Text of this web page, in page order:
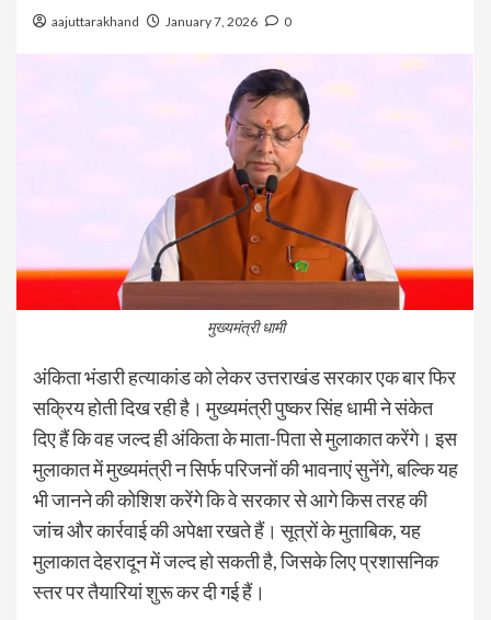
aajuttarakhand January 7, 2026 0
मुख्यमंत्री धामी
अंकिता भंडारी हत्याकांड को लेकर उत्तराखंड सरकार एक बार फिर
सक्रिय होती दिख रही है। मुख्यमंत्री पुष्कर सिंह धामी ने संकेत
दिए हैं कि वह जल्द ही अंकिता के माता-पिता से मुलाकात करेंगे। इस
मुलाकात में मुख्यमंत्री न सिर्फ परिजनों की भावनाएं सुनेंगे, बल्कि यह
भी जानने की कोशिश करेंगे कि वे सरकार से आगे किस तरह की
जांच और कार्रवाई की अपेक्षा रखते हैं। सूत्रों के मुताबिक, यह
मुलाकात देहरादून में जल्द हो सकती है, जिसके लिए प्रशासनिक
स्तर पर तैयारियां शुरू कर दी गई हैं।